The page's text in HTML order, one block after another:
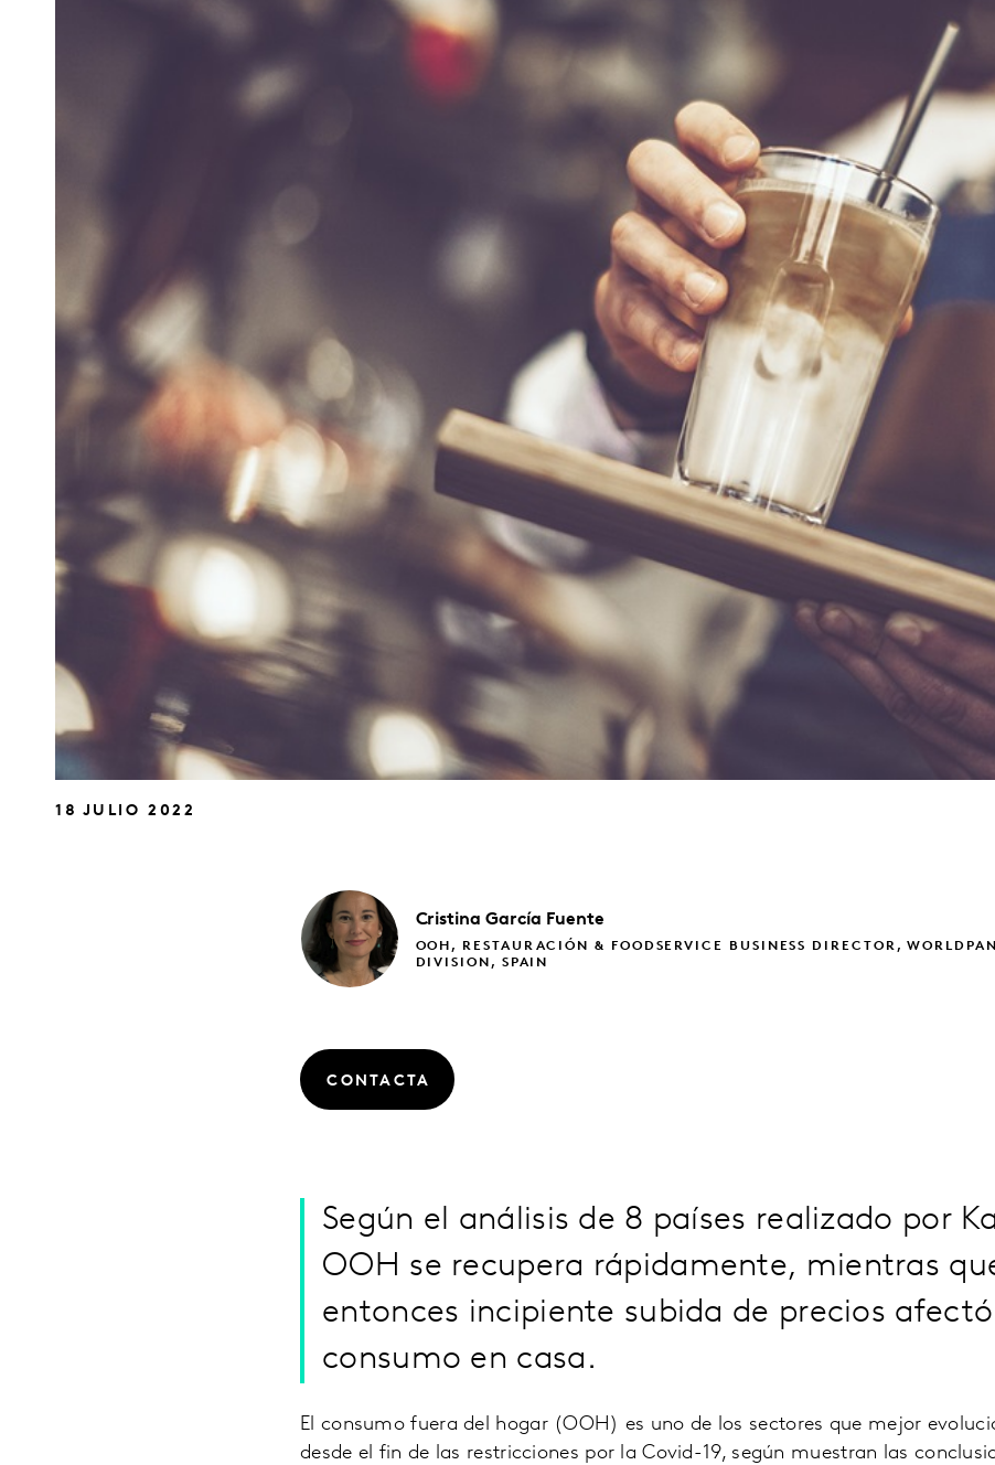
18 JULIO 2022
Cristina García Fuente
OOH, RESTAURACIÓN & FOODSERVICE BUSINESS DIRECTOR,
DIVISION, SPAIN
CONTACTA
Según el análisis de 8 países realizado por
OOH se recupera rápidamente, mientras
entonces incipiente subida de precios
consumo en casa.
El consumo fuera del hogar (OOH) es uno de los sectores que mejor
desde el fin de las restricciones por la Covid-19, según muestran las